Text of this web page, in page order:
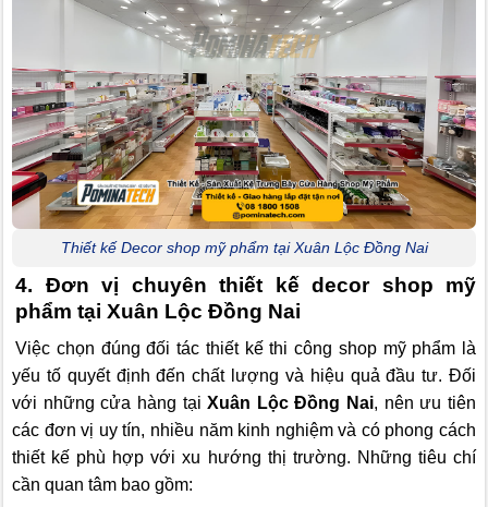
Thiết kế Decor shop mỹ phẩm tại Xuân Lộc Đồng Nai
4. Đơn vị chuyên thiết kế decor shop mỹ
phẩm tại Xuân Lộc Đồng Nai
Việc chọn đúng đối tác thiết kế thi công shop mỹ phẩm là
yếu tố quyết định đến chất lượng và hiệu quả đầu tư. Đối
với những cửa hàng tạiXuân Lộc Đồng Nai, nên ưu tiên
các đơn vị uy tín, nhiều năm kinh nghiệm và có phong cách
thiết kế phù hợp với xu hướng thị trường. Những tiêu chí
cần quan tâm bao gồm: